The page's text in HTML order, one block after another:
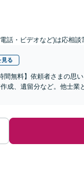
話・ビデオなど)は応相談
見る
間無料】依頼者さまの思
成、遺留分など。他士